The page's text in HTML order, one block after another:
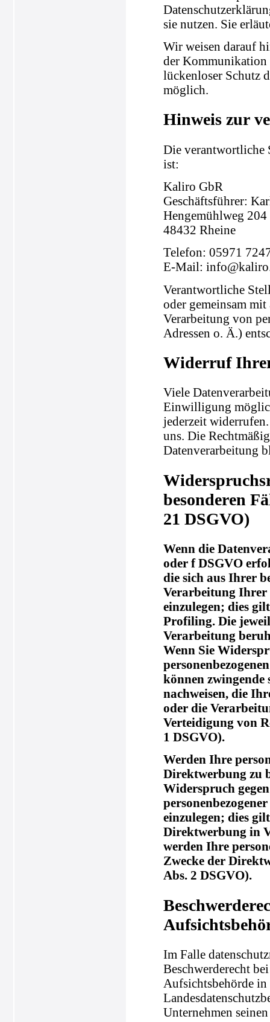
sie nutzen. Sie
Wir weisen darauf
der Kommunikation
lückenloser Schutz
möglich.
Hinweis zur
Die verantwortliche
ist:
Kaliro GbR
Geschäftsführer:
Hengemühlweg 204
48432 Rheine
Telefon: 05971
E-Mail:
Verantwortliche
oder gemeinsam
Verarbeitung von
Adressen o. Ä.)
Widerruf
Viele
Einwilligung
jederzeit
uns. Die
Datenverarbeitung
besonderen
21 DSGVO)
Wenn die
oder f DSGVO
die sich aus Ihrer
Verarbeitung Ihrer
einzulegen; dies
Profiling. Die
Verarbeitung
Wenn Sie
können
nachweisen, die
oder die
Verteidigung von
1 DSGVO).
Werden Ihre
Direktwerbung zu
Widerspruch
einzulegen; dies
Direktwerbung in
werden Ihre
Zwecke der
Abs. 2 DSGVO).
Im Falle
Beschwerderecht
Aufsichtsbehörde in
Unternehmen